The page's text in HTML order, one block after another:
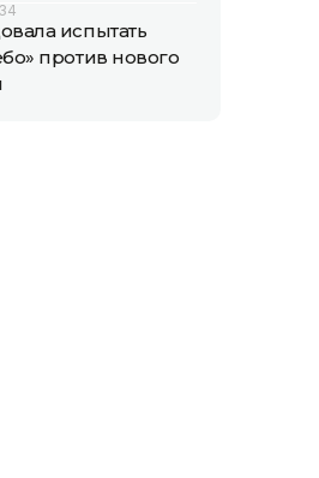
испытать
против нового